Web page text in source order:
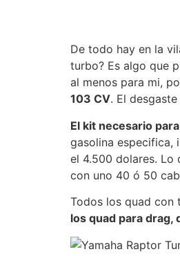
De todo hay en la
turbo? Es algo que
al menos para mi,
103 CV. El
El kit necesario
gasolina especifica,
el 4.500 dolares. Lo
con uno 40 ó 50
Todos los quad con
los quad para drag,